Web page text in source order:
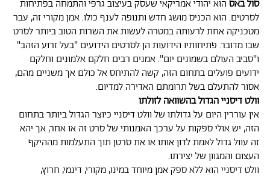
סול באסהוא יהודי אמריקאי שעסק בעיצוב גרפי והתמחה בפתיחות
לסרטים. הוא הכניס מושג חדש ותנופה לענף כולו. אמן מקורי זה, עבר
מטכניקה אחת לרעותה במטרה לעשות את השרות הטוב ביותר לסרט
שבו מדובר. פתיחותיו הידועות הן לסרטים הידועים "בעל זרוע הזהב"
ו"סביב העולם בשמונים יום". אמנים רבים חלקם אלמונים וחלקם
ידועים פועלים בתחום הזה, קשה להתיחס אל כולם אך משניים מהם,
אסור להתעלם בשל תרומתם האדירה למדיום.
וולט דיסניי הגדול בהשוואה לזולתו
אין עוררין היום על גדולתו של וולט דיסניי כיוצר הגדול ביותר בתחום
הזה, יש אולי ספקות על ערכך האמנותי של סרט זה או אחר, אך יהא
זה עוול גדול לאמת לדון אותו או את סרטן תוך התעלמות מההיקף
העצום והמגוון של יצירתו.
וולט דיסניי הוא ללא ספק אמן מיוחד במינו, מקורי, דינמי, חרוץ,